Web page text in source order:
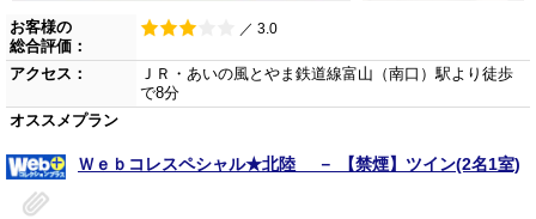
お客様の
総合評価：
／ 3.0
アクセス：
ＪＲ・あいの風とやま鉄道線富山（南口）駅より徒歩
で8分
オススメプラン
Ｗｅｂコレスペシャル★北陸 － 【禁煙】ツイン(2名1室)